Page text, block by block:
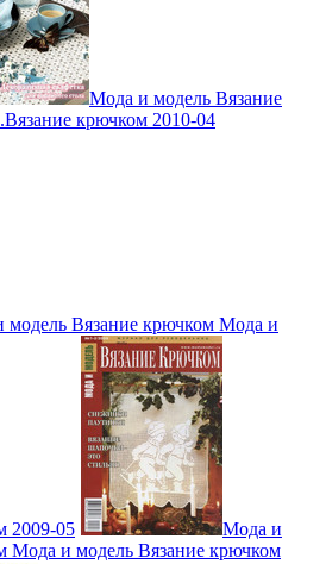
Мода и модель Вязание
крючком 2010-04
модель Вязание крючком Мода и
2009-05
Мода и
Мода и модель Вязание крючком